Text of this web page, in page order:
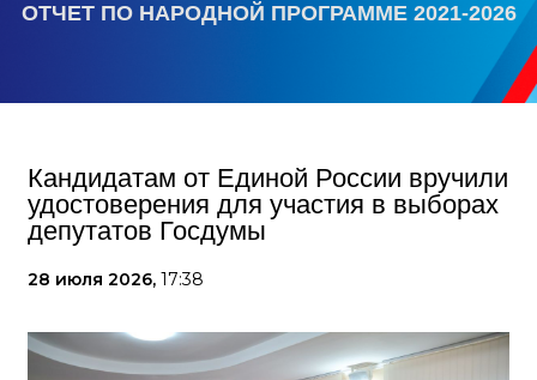
ОТЧЕТ ПО НАРОДНОЙ ПРОГРАММЕ 2021-2026
Кандидатам от Единой России вручили
удостоверения для участия в выборах
депутатов Госдумы
28 июля 2026, 17:38